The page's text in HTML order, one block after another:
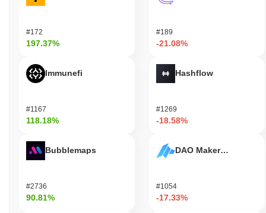
消费者则可以利用该平台进行交易和其他服务。 次要参与者，如验
性和决策过程。通过涉及这些多样化的用户群体，JEJE促进了一个
支持技术开发和用户参与的协作生态系统，最终增强了平台的整体
JEJE是如何保障安全的？
保安全的身份验证和数据完整性。这种加密技术保护交易免受未经
授权的访问，并确保只有合法参与者可以验证交易。 通过质押奖励
络的贡献。此外，该协议还包含治理机制，允许代币持有者参与决
策过程，增强社区参与和监督。定期审计和对客户多样性的关注也
#172
197.37%
Immunefi
#1167
118.18%
Bubblemaps
#2736
90.81%
#189
-21.08%
Hashflow
#1269
-18.58%
DAO Maker Token
#1054
-17.33%